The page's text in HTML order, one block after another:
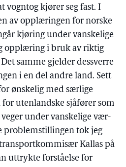
vogntog kjører seg fast. I
av opplæringen for norske
kjøring under vanskelige
opplæring i bruk av riktig
samme gjelder dessverre
i en del andre land. Sett
ønskelig med særlige
utenlandske sjåfører som
under vanskelige vær-
problemstillingen tok jeg
Kallas på
uttrykte forståelse for